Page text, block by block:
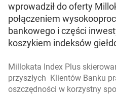
wprowadził do oferty
połączeniem
bankowego i części
koszykiem indeksów
Millokata Index Plus
przyszłych Klientów Banku
oszczędności w korzystny